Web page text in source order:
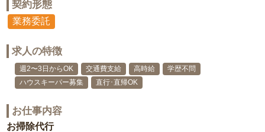
契約形態
業務委託
求人の特徴
週2〜3日からOK 交通費支給 高時給
学歴不問
ハウスキーパー募集
直行･直帰OK
お仕事内容
お掃除代行